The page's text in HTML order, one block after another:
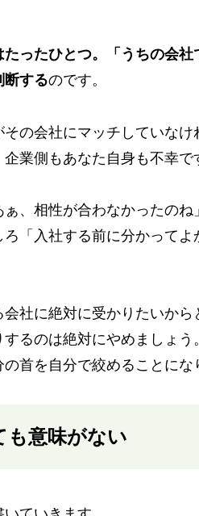
ったひとつ。「うちの会
断するのです。
の会社にマッチしていなけ
業側もあなた自身も不幸で
、相性が合わなかったの
「入社する前に分かってよ
社に絶対に受かりたいから
るのは絶対にやめましょ
首を自分で絞めることにな
も意味がない